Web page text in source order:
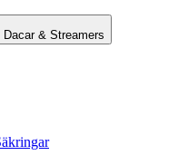
& Streamers